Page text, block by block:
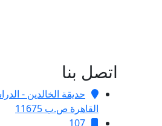
اتصل بنا
حديقة الخالدين -
القاهرة ص.ب 11675
107